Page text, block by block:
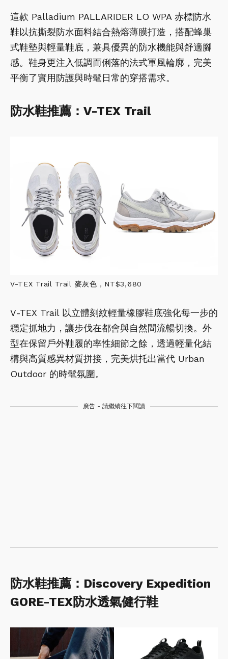
這款 Palladium PALLARIDER LO WPA 赤標防水
鞋以抗撕裂防水面料結合熱熔薄膜打造，搭配蜂巢
式鞋墊與輕量鞋底，兼具優異的防水機能與舒適腳
感。鞋身更注入低調而俐落的法式軍風輪廓，完美
平衡了實用防護與時髦日常的穿搭需求。
防水鞋推薦：V-TEX Trail
V-TEX Trail Trail 麥灰色，NT$3,680
V-TEX Trail 以立體刻紋輕量橡膠鞋底強化每一步的
穩定抓地力，讓步伐在都會與自然間流暢切換。外
型在保留戶外鞋履的率性細節之餘，透過輕量化結
構與高質感異材質拼接，完美烘托出當代 Urban
Outdoor 的時髦氛圍。
廣告 - 請繼續往下閱讀
防水鞋推薦：Discovery Expedition
GORE-TEX防水透氣健行鞋